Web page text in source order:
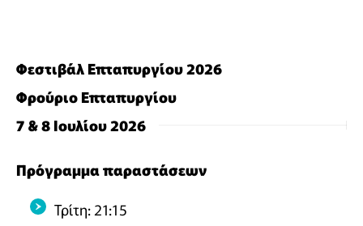
Φεστιβάλ Επταπυργίου 2026
Φρούριο Επταπυργίου
7 & 8 Ιουλίου 2026
Πρόγραμμα παραστάσεων
Τρίτη: 21:15